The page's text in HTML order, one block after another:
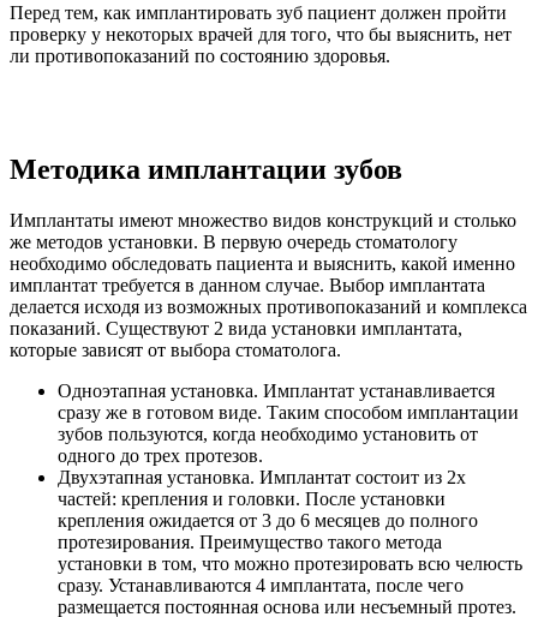
Перед тем, как имплантировать зуб пациент должен пройти
проверку у некоторых врачей для того, что бы выяснить, нет
ли противопоказаний по состоянию здоровья.
Методика имплантации зубов
Имплантаты имеют множество видов конструкций и столько
же методов установки. В первую очередь стоматологу
необходимо обследовать пациента и выяснить, какой именно
имплантат требуется в данном случае. Выбор имплантата
делается исходя из возможных противопоказаний и комплекса
показаний. Существуют 2 вида установки имплантата,
которые зависят от выбора стоматолога.
Одноэтапная установка. Имплантат устанавливается
сразу же в готовом виде. Таким способом имплантации
зубов пользуются, когда необходимо установить от
одного до трех протезов.
Двухэтапная установка. Имплантат состоит из 2х
частей: крепления и головки. После установки
крепления ожидается от 3 до 6 месяцев до полного
протезирования. Преимущество такого метода
установки в том, что можно протезировать всю челюсть
сразу. Устанавливаются 4 имплантата, после чего
размещается постоянная основа или несъемный протез.